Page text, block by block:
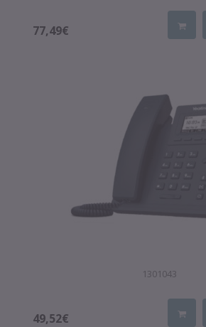
77,49€
1301043
49,52€